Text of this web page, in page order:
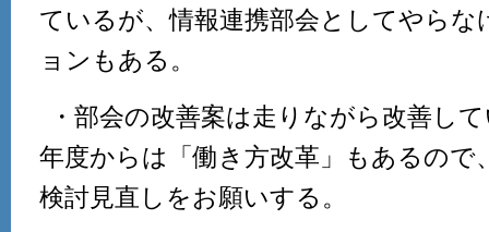
ているが、情報連携部会としてやら
ョンもある。
・部会の改善案は走りながら改善し
年度からは「働き方改革」もあるので
検討見直しをお願いする。